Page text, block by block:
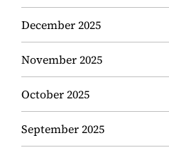
December 2025
November 2025
October 2025
September 2025